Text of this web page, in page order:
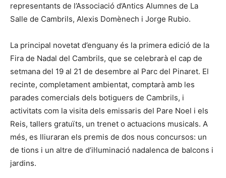
representants de l’Associació d’Antics Alumnes de La
Salle de Cambrils, Alexis Domènech i Jorge Rubio.
La principal novetat d’enguany és la primera edició de la
Fira de Nadal del Cambrils, que se celebrarà el cap de
setmana del 19 al 21 de desembre al Parc del Pinaret. El
recinte, completament ambientat, comptarà amb les
parades comercials dels botiguers de Cambrils, i
activitats com la visita dels emissaris del Pare Noel i els
Reis, tallers gratuïts, un trenet o actuacions musicals. A
més, es lliuraran els premis de dos nous concursos: un
de tions i un altre de d’il·luminació nadalenca de balcons i
jardins.